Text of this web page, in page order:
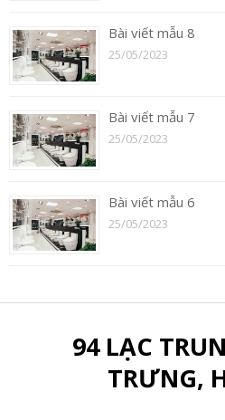
Bài viết mẫu 8
25/05/2023
Bài viết mẫu 7
25/05/2023
Bài viết mẫu 6
25/05/2023
94 LẠC
TRƯNG,